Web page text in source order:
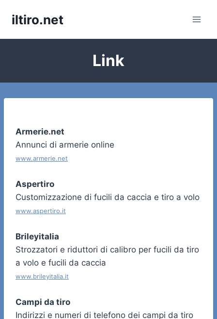
iltiro.net
Link
Armerie.net
Annunci di armerie online
www.armerie.net
Aspertiro
Customizzazione di fucili da caccia e tiro a volo
www.aspertiro.it
Brileyitalia
Strozzatori e riduttori di calibro per fucili da tiro
a volo e fucili da caccia
www.brileyitalia.it
Campi da tiro
Indirizzi e numeri di telefono dei campi da tiro